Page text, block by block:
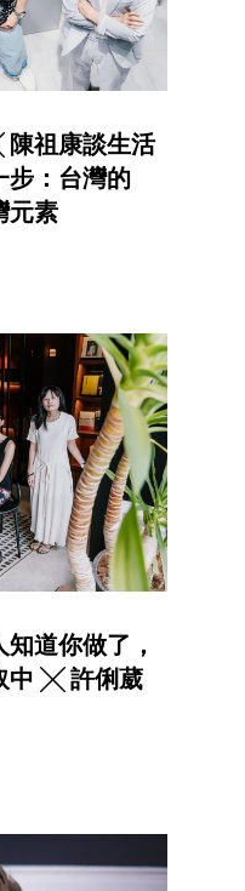
祖康談生活
步：台灣的
元素
道你做了，
╳ 許俐葳